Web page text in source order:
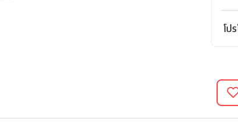
โป